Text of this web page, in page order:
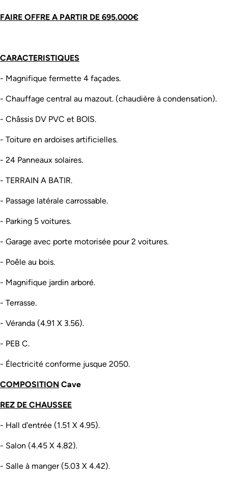
FAIRE OFFRE A PARTIR DE 695.000€
CARACTERISTIQUES
- Magnifique fermette 4 façades.
- Chauffage central au mazout. (chaudière à condensation).
- Châssis DV PVC et BOIS.
- Toiture en ardoises artificielles.
- 24 Panneaux solaires.
- TERRAIN A BATIR.
- Passage latérale carrossable.
- Parking 5 voitures.
- Garage avec porte motorisée pour 2 voitures.
- Poêle au bois.
- Magnifique jardin arboré.
- Terrasse.
- Véranda (4.91 X 3.56).
- PEB C.
- Électricité conforme jusque 2050.
COMPOSITION Cave
REZ DE CHAUSSEE
- Hall d'entrée (1.51 X 4.95).
- Salon (4.45 X 4.82).
- Salle à manger (5.03 X 4.42).